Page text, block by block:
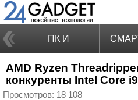
ПК И
НОУТБУКИ
AMD Ryzen
конкуренты Intel Core
Просмотров: 18 108